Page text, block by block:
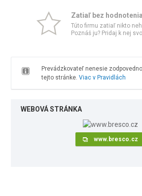
Zatiaľ bez hodnotenia
Túto firmu zatiaľ nikto
Poznáš ju? Pridaj k nej
Prevádzkovateľ nenesie
tejto stránke. Viac v Pravidlách
WEBOVÁ STRÁNKA
www.bresco.cz